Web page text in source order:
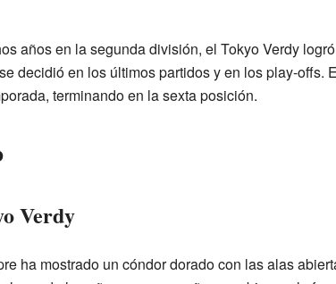
años en la segunda división, el Tokyo Verdy
decidió en los últimos partidos y en los play-offs.
terminando en la sexta posición.
Verdy
ha mostrado un cóndor dorado con las alas